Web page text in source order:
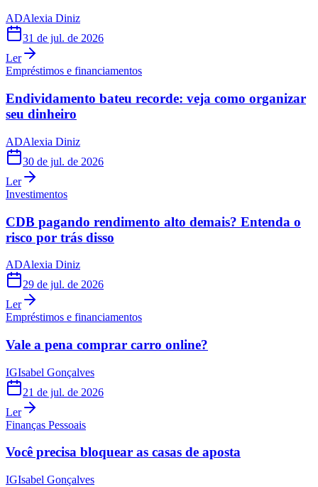
ADAlexia Diniz
31 de jul. de 2026
Ler
Empréstimos e financiamentos
Endividamento bateu recorde: veja como organizar
seu dinheiro
ADAlexia Diniz
30 de jul. de 2026
Ler
Investimentos
CDB pagando rendimento alto demais? Entenda o
risco por trás disso
ADAlexia Diniz
29 de jul. de 2026
Ler
Empréstimos e financiamentos
Vale a pena comprar carro online?
IGIsabel Gonçalves
21 de jul. de 2026
Ler
Finanças Pessoais
Você precisa bloquear as casas de aposta
IGIsabel Gonçalves